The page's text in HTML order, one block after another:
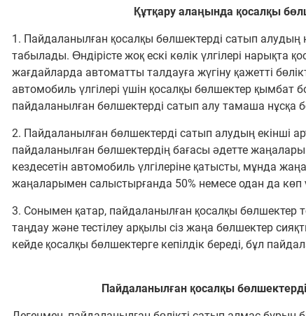
Құтқару алаңында қосалқы
1. Пайдаланылған қосалқы бөлшектерді сатып алудың
табылады. Өндірісте жоқ ескі көлік үлгілері
жағдайларда автоматты талдауға жүгіну қажетті
автомобиль үлгілері үшін қосалқы бөлшектер
пайдаланылған бөлшектерді сатып алу тамаша нұсқа
2. Пайдаланылған бөлшектерді сатып алудың
пайдаланылған бөлшектердің бағасы әдетте
кездесетін автомобиль үлгілеріне қатысты, мұнда
жаңаларымен салыстырғанда 50% немесе одан да
3. Сонымен қатар, пайдаланылған қосалқы бөлшектер
таңдау және тестілеу арқылы сіз жаңа бөлшектер
кейде қосалқы бөлшектерге кепілдік береді, бұл
Пайдаланылған қосалқы